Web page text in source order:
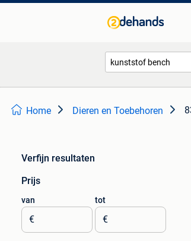
Home Dieren en Toebehoren
Verfijn resultaten
Prijs
van
€
tot
€